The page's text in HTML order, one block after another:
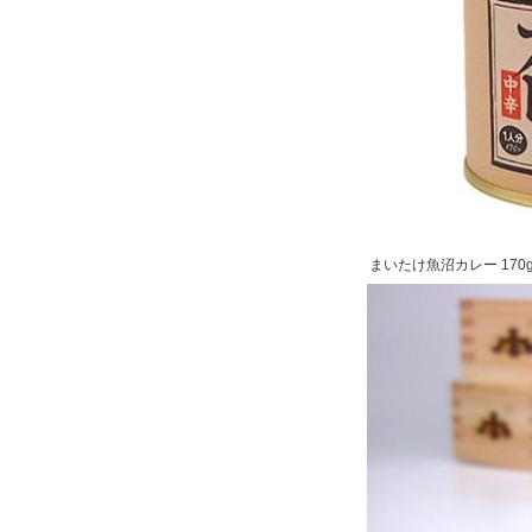
まいたけ魚沼カレー